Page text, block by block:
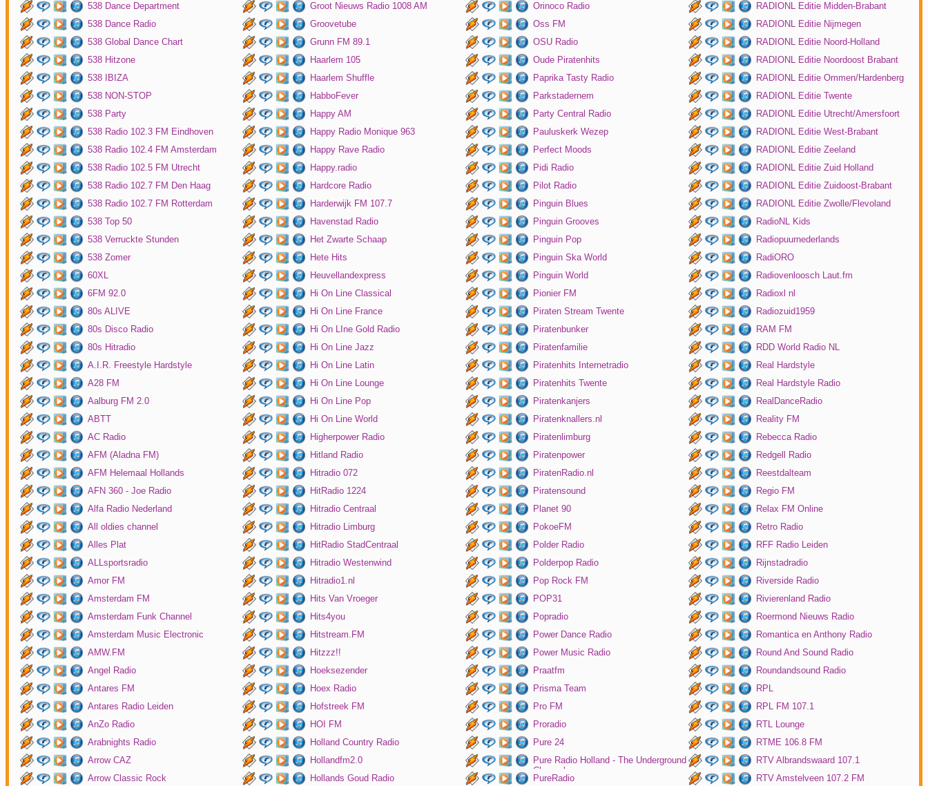
538 Dance Department
538 Dance Radio
538 Global Dance Chart
538 Hitzone
538 IBIZA
538 NON-STOP
538 Party
538 Radio 102.3 FM Eindhoven
538 Radio 102.4 FM Amsterdam
538 Radio 102.5 FM Utrecht
538 Radio 102.7 FM Den Haag
538 Radio 102.7 FM Rotterdam
538 Top 50
538 Verruckte Stunden
538 Zomer
60XL
6FM 92.0
80s ALIVE
80s Disco Radio
80s Hitradio
A.I.R. Freestyle Hardstyle
A28 FM
Aalburg FM 2.0
ABTT
AC Radio
AFM (Aladna FM)
AFM Helemaal Hollands
AFN 360 - Joe Radio
Alfa Radio Nederland
All oldies channel
Alles Plat
ALLsportsradio
Amor FM
Amsterdam FM
Amsterdam Funk Channel
Amsterdam Music Electronic
AMW.FM
Angel Radio
Antares FM
Antares Radio Leiden
AnZo Radio
Arabnights Radio
Arrow CAZ
Arrow Classic Rock
Groot Nieuws Radio 1008 AM
Groovetube
Grunn FM 89.1
Haarlem 105
Haarlem Shuffle
HabboFever
Happy AM
Happy Radio Monique 963
Happy Rave Radio
Happy.radio
Hardcore Radio
Harderwijk FM 107.7
Havenstad Radio
Het Zwarte Schaap
Hete Hits
Heuvellandexpress
Hi On Line Classical
Hi On Line France
Hi On LIne Gold Radio
Hi On Line Jazz
Hi On Line Latin
Hi On Line Lounge
Hi On Line Pop
Hi On Line World
Higherpower Radio
Hitland Radio
Hitradio 072
HitRadio 1224
Hitradio Centraal
Hitradio Limburg
HitRadio StadCentraal
Hitradio Westenwind
Hitradio1.nl
Hits Van Vroeger
Hits4you
Hitstream.FM
Hitzzz!!
Hoeksezender
Hoex Radio
Hofstreek FM
HOI FM
Holland Country Radio
Hollandfm2.0
Hollands Goud Radio
Orinoco Radio
Oss FM
OSU Radio
Oude Piratenhits
Paprika Tasty Radio
Parkstadernem
Party Central Radio
Pauluskerk Wezep
Perfect Moods
Pidi Radio
Pilot Radio
Pinguin Blues
Pinguin Grooves
Pinguin Pop
Pinguin Ska World
Pinguin World
Pionier FM
Piraten Stream Twente
Piratenbunker
Piratenfamilie
Piratenhits Internetradio
Piratenhits Twente
Piratenkanjers
Piratenknallers.nl
Piratenlimburg
Piratenpower
PiratenRadio.nl
Piratensound
Planet 90
PokoeFM
Polder Radio
Polderpop Radio
Pop Rock FM
POP31
Popradio
Power Dance Radio
Power Music Radio
Praatfm
Prisma Team
Pro FM
Proradio
Pure 24
Pure Radio Holland - The Underground
Channel
PureRadio
RADIONL Editie Midden-Brabant
RADIONL Editie Nijmegen
RADIONL Editie Noord-Holland
RADIONL Editie Noordoost Brabant
RADIONL Editie Ommen/Hardenberg
RADIONL Editie Twente
RADIONL Editie Utrecht/Amersfoort
RADIONL Editie West-Brabant
RADIONL Editie Zeeland
RADIONL Editie Zuid Holland
RADIONL Editie Zuidoost-Brabant
RADIONL Editie Zwolle/Flevoland
RadioNL Kids
Radiopuurnederlands
RadiORO
Radiovenloosch Laut.fm
Radioxl nl
Radiozuid1959
RAM FM
RDD World Radio NL
Real Hardstyle
Real Hardstyle Radio
RealDanceRadio
Reality FM
Rebecca Radio
Redgell Radio
Reestdalteam
Regio FM
Relax FM Online
Retro Radio
RFF Radio Leiden
Rijnstadradio
Riverside Radio
Rivierenland Radio
Roermond Nieuws Radio
Romantica en Anthony Radio
Round And Sound Radio
Roundandsound Radio
RPL
RPL FM 107.1
RTL Lounge
RTME 106.8 FM
RTV Albrandswaard 107.1
RTV Amstelveen 107.2 FM